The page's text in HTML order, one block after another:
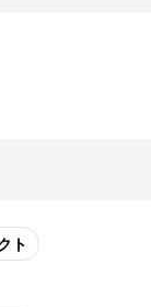
ト